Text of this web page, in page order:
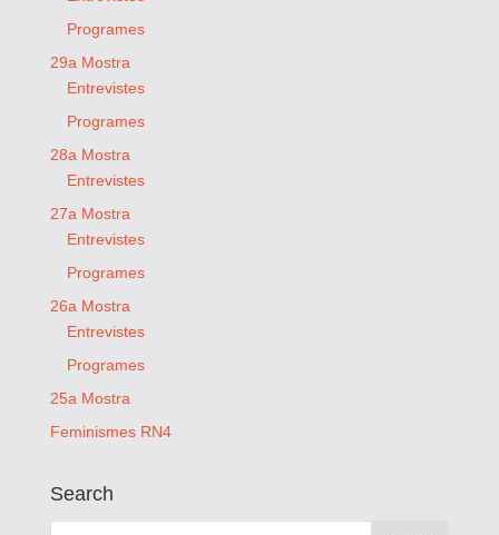
Programes
29a Mostra
Entrevistes
Programes
28a Mostra
Entrevistes
27a Mostra
Entrevistes
Programes
26a Mostra
Entrevistes
Programes
25a Mostra
Feminismes RN4
Search